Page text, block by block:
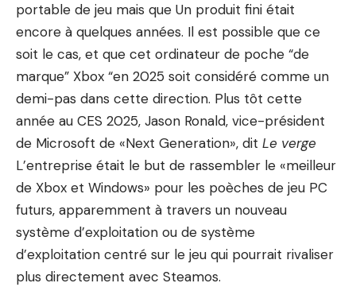
portable de jeu mais que Un produit fini était
encore à quelques années. Il est possible que ce
soit le cas, et que cet ordinateur de poche “de
marque” Xbox “en 2025 soit considéré comme un
demi-pas dans cette direction. Plus tôt cette
année au CES 2025, Jason Ronald, vice-président
de Microsoft de «Next Generation», dit Le verge
L’entreprise était le but de rassembler le «meilleur
de Xbox et Windows» pour les poèches de jeu PC
futurs, apparemment à travers un nouveau
système d’exploitation ou de système
d’exploitation centré sur le jeu qui pourrait rivaliser
plus directement avec Steamos.